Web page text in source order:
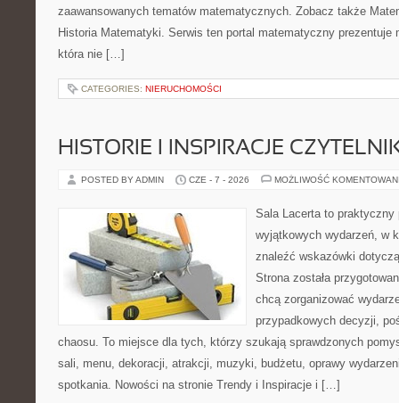
zaawansowanych tematów matematycznych. Zobacz także
Historia Matematyki. Serwis ten portal matematyczny prezentuje
która nie […]
CATEGORIES: NIERUCHOMOŚCI
HISTORIE I INSPIRACJE
POSTED BY ADMIN CZE - 7 - 2026 MOŻLIWOŚĆ
Sala Lacerta to praktyczny
wyjątkowych wydarzeń, w
znaleźć wskazówki
Strona została
chcą zorganizować
przypadkowych decyzji,
chaosu. To miejsce dla tych, którzy szukają sprawdzonych
sali, menu, dekoracji, atrakcji, muzyki, budżetu, oprawy
spotkania. Nowości na stronie Trendy i Inspiracje i […]